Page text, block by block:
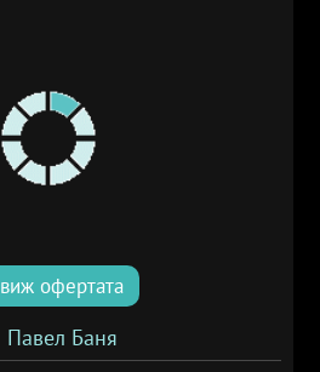
виж офертата
Павел Баня